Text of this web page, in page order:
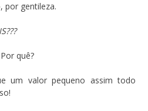
por gentileza.
quê?
um valor pequeno assim todo